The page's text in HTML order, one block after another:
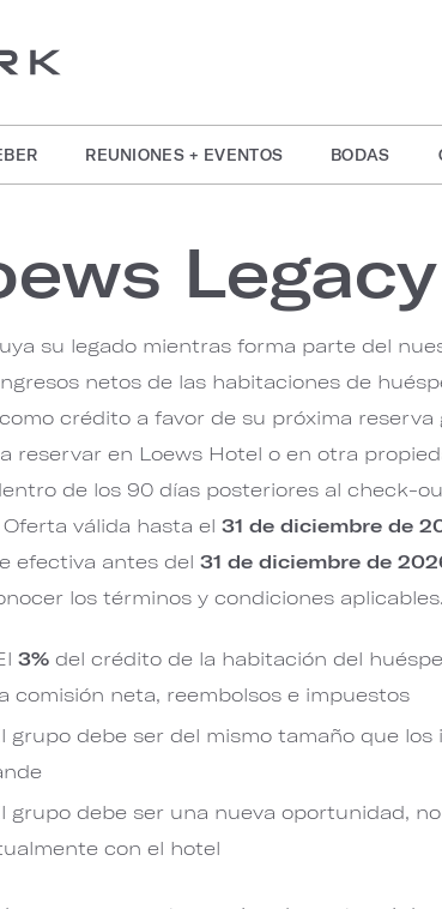
REUNIONES + EVENTOS BODAS
Legacy
su legado mientras forma parte del
netos de las habitaciones de
crédito a favor de su próxima reserva
reservar en Loews Hotel o en otra
de los 90 días posteriores al check-
Oferta válida hasta el31 de diciembre de
efectiva antes del31 de diciembre de
los términos y condiciones aplicables.
3% del crédito de la habitación del
comisión neta, reembolsos e impuestos​​​​​​​
grupo debe ser del mismo tamaño que los
grupo debe ser una nueva oportunidad,
con el hotel